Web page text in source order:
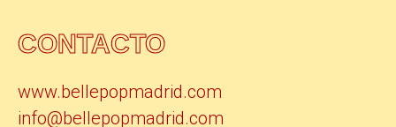
CONTACTO
www.bellepopmadrid.com
info@bellepopmadrid.com